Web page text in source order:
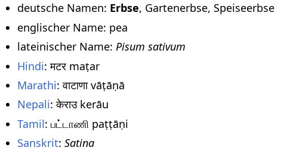
deutsche Namen: Erbse, Gartenerbse, Speiseerbse
englischer Name: pea
lateinischer Name:Pisum sativum
Hindi: मटर maṭar
Marathi: वाटाणा vāṭāṇā
Nepali: केराउ kerāu
Tamil: பட்டாணி paṭṭāṇi
Sanskrit:Satina